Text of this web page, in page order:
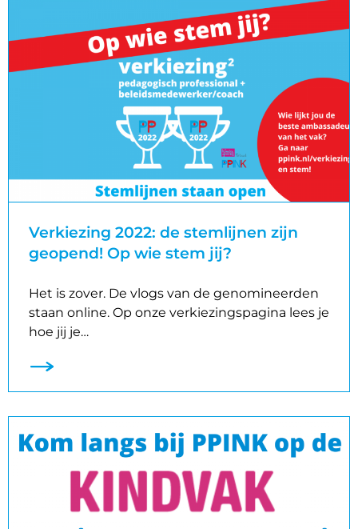
Verkiezing 2022: de stemlijnen zijn
geopend! Op wie stem jij?
Het is zover. De vlogs van de genomineerden
staan online. Op onze verkiezingspagina lees je
hoe jij je…